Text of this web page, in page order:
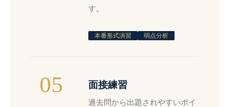
す。
本番形式演習 弱点分析
05 面接練習
過去問から出題されやすいポイ